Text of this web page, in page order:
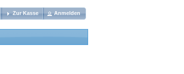
Zur Kasse Anmelden